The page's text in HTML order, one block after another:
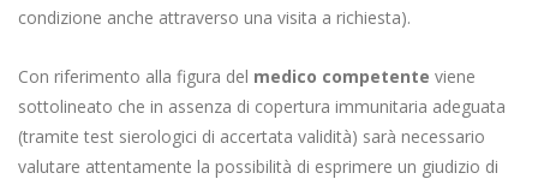
condizione anche attraverso una visita a richiesta).
Con riferimento alla figura del medico competente viene
sottolineato che in assenza di copertura immunitaria adeguata
(tramite test sierologici di accertata validità) sarà necessario
valutare attentamente la possibilità di esprimere un giudizio di